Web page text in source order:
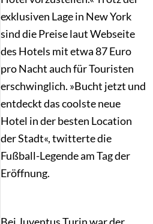
exklusiven Lage in New York
sind die Preise laut Webseite
des Hotels mit etwa 87 Euro
pro Nacht auch für Touristen
erschwinglich. »Bucht jetzt und
entdeckt das coolste neue
Hotel in der besten Location
der Stadt«, twitterte die
Fußball-Legende am Tag der
Eröffnung.
Bei Juventus Turin war der